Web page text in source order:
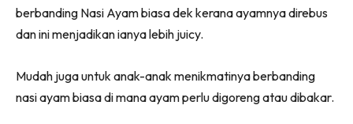
berbanding Nasi Ayam biasa dek kerana ayamnya direbus
dan ini menjadikan ianya lebih juicy.
Mudah juga untuk anak-anak menikmatinya berbanding
nasi ayam biasa di mana ayam perlu digoreng atau dibakar.